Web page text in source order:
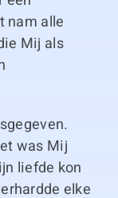
nam alle
Mij als
was Mij
liefde kon
elke